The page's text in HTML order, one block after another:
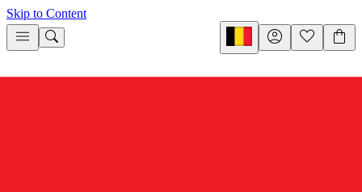
Skip to Content